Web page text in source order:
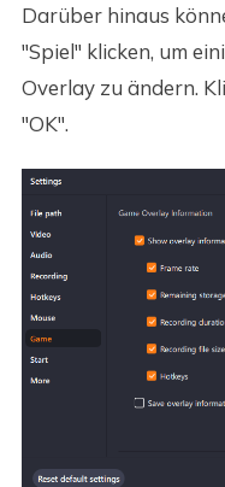
Darüber hinaus
"Spiel" klicken, um
Overlay zu ändern.
"OK".